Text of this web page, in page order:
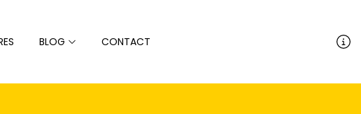
BLOG CONTACT